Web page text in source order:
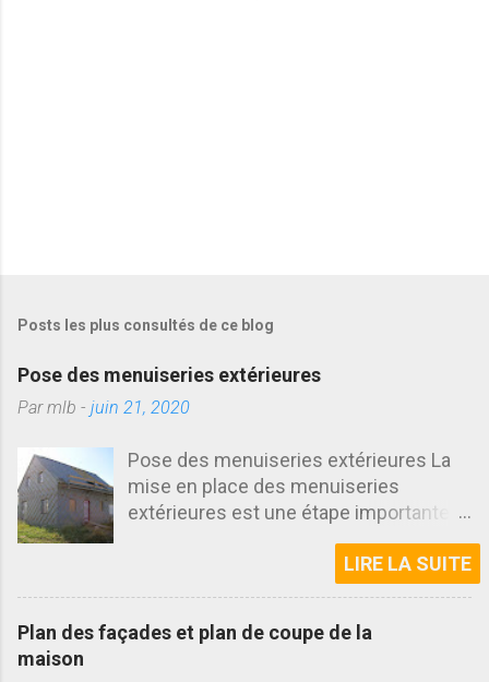
Posts les plus consultés de ce blog
Pose des menuiseries extérieures
Parmlb - juin 21, 2020
Pose des menuiseries extérieures La
mise en place des menuiseries
extérieures est une étape importante
dans la construction d'une maison. En
effet c'est l'un des premiers éléments
qui permet de voir l'aspect final des
l'installation des menuiseries réalisée
LIRE LA SUITE
Plan des façades et plan de coupe de la
maison